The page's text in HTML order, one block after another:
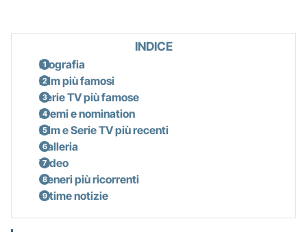
INDICE
Biografia
Film più famosi
Serie TV più famose
Premi e nomination
Film e Serie TV più recenti
Galleria
Video
Generi più ricorrenti
Ultime notizie